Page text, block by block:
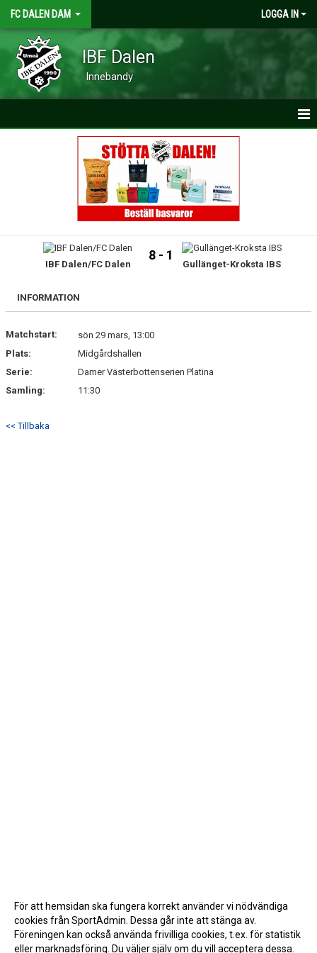
FC DALEN DAM LOGGA IN
IBF Dalen
Innebandy
TRUPPEN
BILDGALLERI
KONTAKT
IBF Dalen/FC Dalen
8 - 1
Gullänget-Kroksta IBS
INFORMATION
Matchstart:
sön 29 mars, 13:00
Plats:
Midgårdshallen
Serie:
Damer Västerbottenserien Platina
Samling:
11:30
<< Tillbaka
För att hemsidan ska fungera korrekt använder vi nödvändiga
cookies från SportAdmin. Dessa går inte att stänga av.
Föreningen kan också använda frivilliga cookies, t.ex. för statistik
eller marknadsföring. Du väljer själv om du vill acceptera dessa.